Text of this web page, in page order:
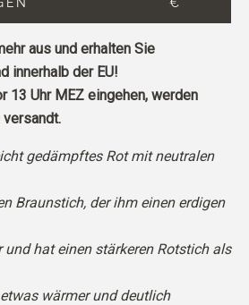
aus und erhalten Sie
innerhalb der EU!
13 Uhr MEZ eingehen, werden
versandt.
gedämpftes Rot mit neutralen
Braunstich, der ihm einen erdigen
und hat einen stärkeren Rotstich als
wärmer und deutlich